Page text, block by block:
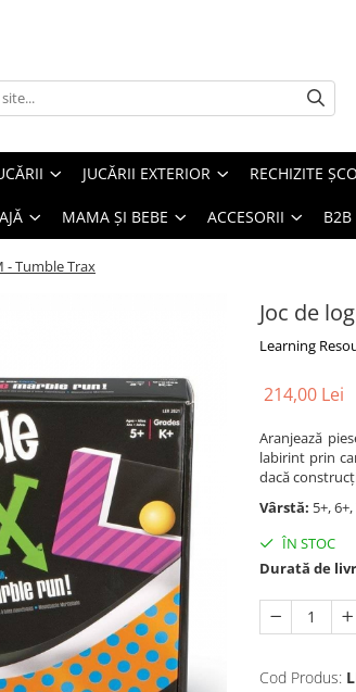
JUCĂRII EXTERIOR RECHIZITE
MAMA ȘI BEBE ACCESORII B2B
- Tumble Trax
Joc de
Learning
214,00 Lei
Aranjează
labirint prin
dacă
Vârstă: 5+,
ÎN STOC
Durată de
Cod Produs: